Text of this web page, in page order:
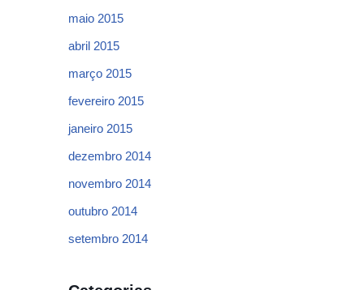
maio 2015
abril 2015
março 2015
fevereiro 2015
janeiro 2015
dezembro 2014
novembro 2014
outubro 2014
setembro 2014